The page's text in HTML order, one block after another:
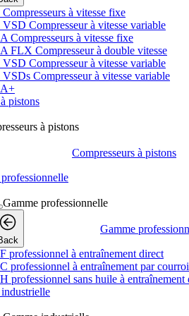
à vitesse fixe
VSD Compresseur à vitesse variable
Compresseurs à vitesse fixe
FLX Compresseur à double vitesse
VSD Compresseur à vitesse variable
VSDs Compresseur à vitesse variable
pistons
à pistons
Compresseurs à pistons
Gamme professionnelle
Gamme
professionnel à entraînement direct
professionnel à entraînement par
professionnel sans huile à entraînement